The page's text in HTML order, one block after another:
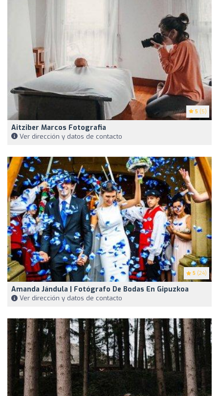
5 (5)
Aitziber Marcos Fotografia
Ver dirección y datos de contacto
5 (24)
Amanda Jándula | Fotógrafo De Bodas En Gipuzkoa
Ver dirección y datos de contacto